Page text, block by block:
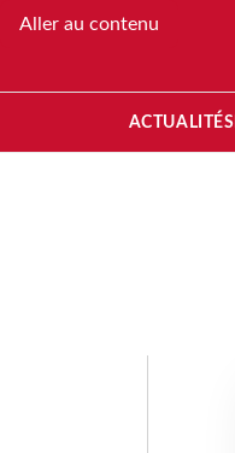
Aller au contenu
ACTUALITÉS